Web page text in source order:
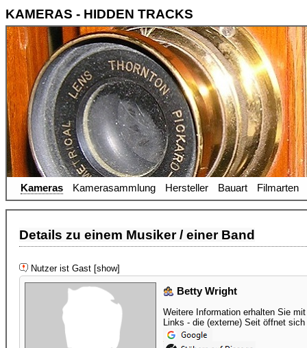
KAMERAS - HIDDEN TRACKS
Kameras Kamerasammlung Hersteller Bauart Filmarten
Details zu einem Musiker / einer Band
Nutzer ist Gast [show]
Betty Wright
Weitere Information erhalten Sie
Links - die (externe) Seit öffnet